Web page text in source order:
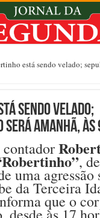
está sendo velado;
sendo velado;
amanhã, às
,
uma
da Terceira
que o